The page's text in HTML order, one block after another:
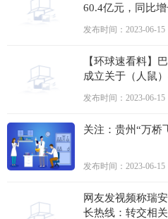
60.4亿元，同比
发布时间：2023-06-15
【环球速看料】
成立关于（人鼠
发布时间：2023-06-15
关注：贵州“万桥
发布时间：2023-06-15
网友发视频称瑞
长热线：转交相